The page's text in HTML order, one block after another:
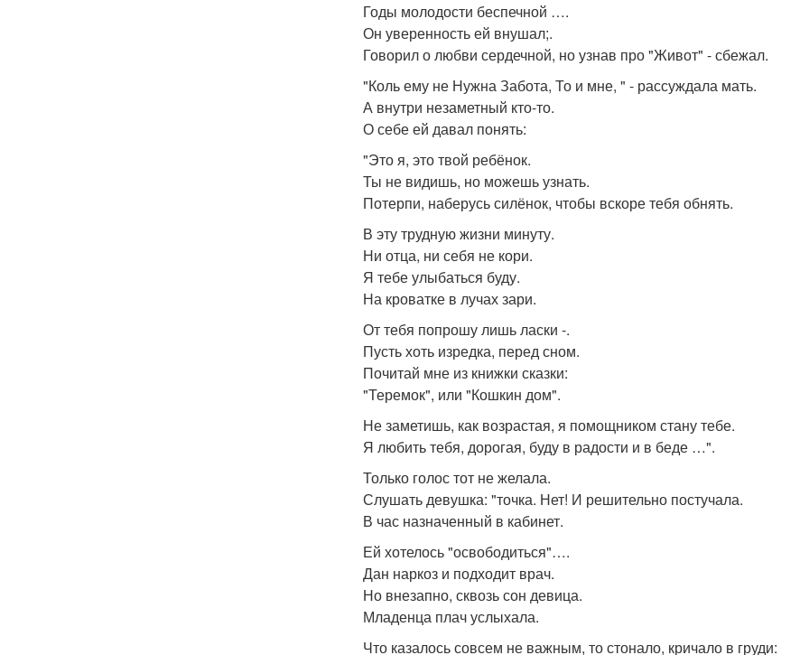
Годы молодости беспечной ….
Он уверенность ей внушал;.
Говорил о любви сердечной, но узнав про "Живот" - сбежал.
"Коль ему не Нужна Забота, То и мне, " - рассуждала мать.
А внутри незаметный кто-то.
О себе ей давал понять:
"Это я, это твой ребёнок.
Ты не видишь, но можешь узнать.
Потерпи, наберусь силёнок, чтобы вскоре тебя обнять.
В эту трудную жизни минуту.
Ни отца, ни себя не кори.
Я тебе улыбаться буду.
На кроватке в лучах зари.
От тебя попрошу лишь ласки -.
Пусть хоть изредка, перед сном.
Почитай мне из книжки сказки:
"Теремок", или "Кошкин дом".
Не заметишь, как возрастая, я помощником стану тебе.
Я любить тебя, дорогая, буду в радости и в беде …".
Только голос тот не желала.
Слушать девушка: "точка. Нет! И решительно постучала.
В час назначенный в кабинет.
Ей хотелось "освободиться"….
Дан наркоз и подходит врач.
Но внезапно, сквозь сон девица.
Младенца плач услыхала.
Что казалось совсем не важным, то стонало, кричало в груди: